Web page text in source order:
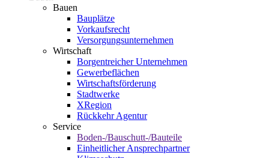
Bauen
Bauplätze
Vorkaufsrecht
Versorgungsunternehmen
Wirtschaft
Borgentreicher Unternehmen
Gewerbeflächen
Wirtschaftsförderung
Stadtwerke
XRegion
Rückkehr Agentur
Service
Boden-/Bauschutt-/Bauteile
Einheitlicher Ansprechpartner